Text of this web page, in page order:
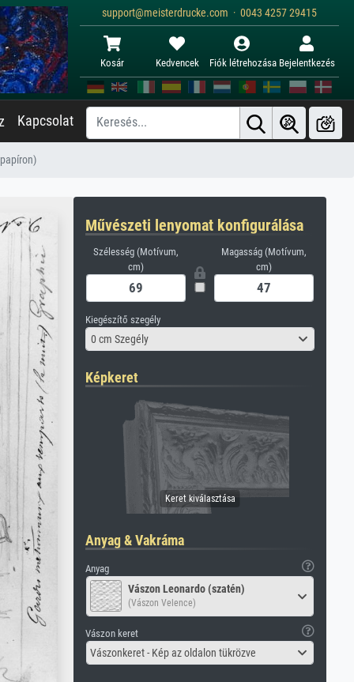
support@meisterdrucke.com · 0043 4257 29415
Kosár Kedvencek Fiók létrehozása Bejelentkezés
Kapcsolat
Művészeti lenyomat konfigurálása
Szélesség (Motívum,
cm)
Magasság (Motívum,
cm)
Kiegészítő szegély
0 cm Szegély
Képkeret
Anyag & Vakráma
Anyag
Vászon Leonardo (szatén)
(Vászon Velence)
Vászon keret
Vászonkeret - Kép az oldalon tükrözve